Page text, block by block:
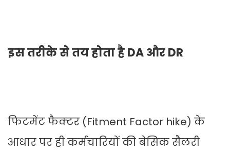
इस तरीके से तय होता है DA और DR
फिटमेंट फैक्टर (Fitment Factor hike) के
आधार पर ही कर्मचारियों की बेसिक सैलरी